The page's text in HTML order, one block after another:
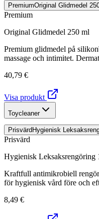
PremiumOriginal Glidmedel
Premium
Original Glidmedel 250 ml
Premium glidmedel på
massage och intimitet.
40,79 €
Visa produkt
Toycleaner
Prisvärd Hygienisk
Prisvärd
Hygienisk Leksaksrengöring
Kraftfull antimikrobiell
för hygienisk vård före och
8,49 €